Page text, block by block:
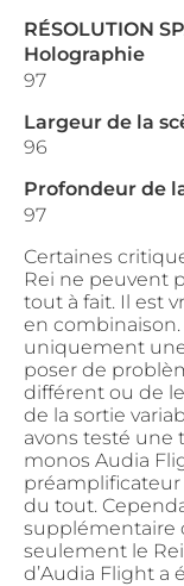
RÉSOLUTION
Holographie
97
Largeur de la
96
Profondeur de
97
Certaines
Rei ne peuvent
tout à fait. Il est
en combinaison.
uniquement une
poser de
différent ou de
de la sortie
avons testé une
monos Audia
préamplificateur
du tout.
supplémentaire
seulement le
d’Audia Flight a